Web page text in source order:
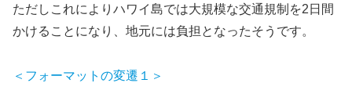
ただしこれによりハワイ島では大規模な交通規制を2日間
かけることになり、地元には負担となったそうです。
＜フォーマットの変遷１＞